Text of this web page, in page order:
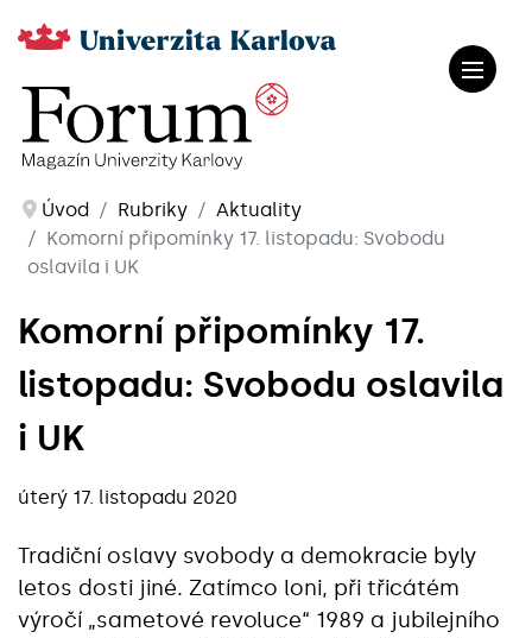
Úvod Rubriky
Aktuality
Komorní připomínky 17. listopadu: Svobodu
oslavila i UK
Komorní připomínky 17.
listopadu: Svobodu oslavila
i UK
úterý 17. listopadu 2020
Tradiční oslavy svobody a demokracie byly
letos dosti jiné. Zatímco loni, při třicátém
výročí „sametové revoluce“ 1989 a jubilejního